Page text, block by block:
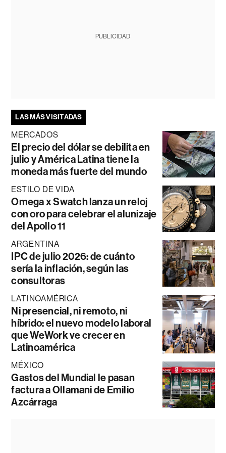
PUBLICIDAD
LAS MÁS VISITADAS
MERCADOS
El precio del dólar se debilita en
julio y América Latina tiene la
moneda más fuerte del mundo
ESTILO DE VIDA
Omega x Swatch lanza un reloj
con oro para celebrar el alunizaje
del Apollo 11
ARGENTINA
IPC de julio 2026: de cuánto
sería la inflación, según las
consultoras
LATINOAMÉRICA
Ni presencial, ni remoto, ni
híbrido: el nuevo modelo laboral
que WeWork ve crecer en
Latinoamérica
MÉXICO
Gastos del Mundial le pasan
factura a Ollamani de Emilio
Azcárraga